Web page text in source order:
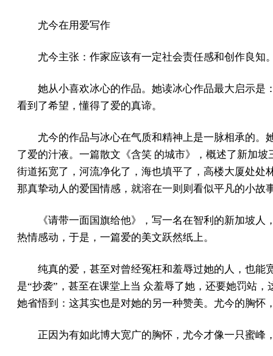
尤今在用爱写作
尤今主张：作家应该有一定社会责任感和创作良
她从小喜欢冰心的作品。她读冰心作品最大启示是
看到了希望，懂得了爱的真谛。
尤今的作品与冰心在气质和精神上是一脉相承的
了爱的汁液。一篇散文《含笑 的城市》，概述了新加
街道拓宽了，河流净化了，海也填平了，高楼大厦处
那真挚动人的爱国情感，就溶在一则则看似平凡的小故
《请带一面国旗给他》，写一名在智利的新加坡
热情感动，于是，一篇爱的美文跃然纸上。
纯真的爱，甚至对曾经冤枉和羞辱过她的人，也能
是“抄袭”，甚至在课堂上当 众羞辱了她，还要她罚站
她省悟到：这其实也是对她的另一种赞美。尤今的胸怀
正因为有如此博大宽广的胸怀，尤今才像一只蜜